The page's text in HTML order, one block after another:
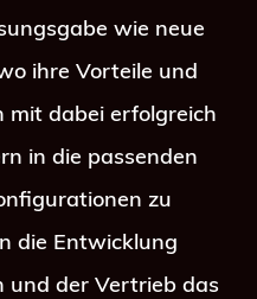
wie neue
ihre Vorteile und
mit dabei erfolgreich
in die passenden
zu
die Entwicklung
und der Vertrieb das